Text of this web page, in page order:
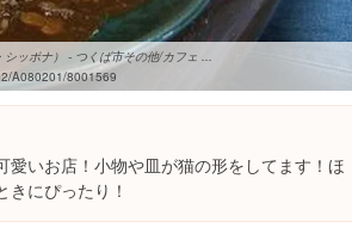
ッポナ） - つくば市その他/カフェ ...
A080201/8001569
愛いお店！小物や皿が猫の形をしてます！ほ
きにぴったり！